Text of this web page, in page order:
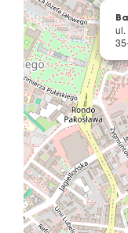
ul.